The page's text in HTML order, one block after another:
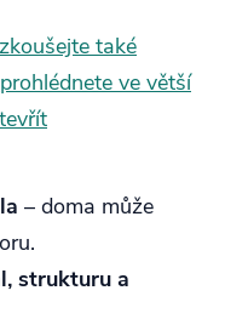
také
ve větší
– doma může
strukturu a